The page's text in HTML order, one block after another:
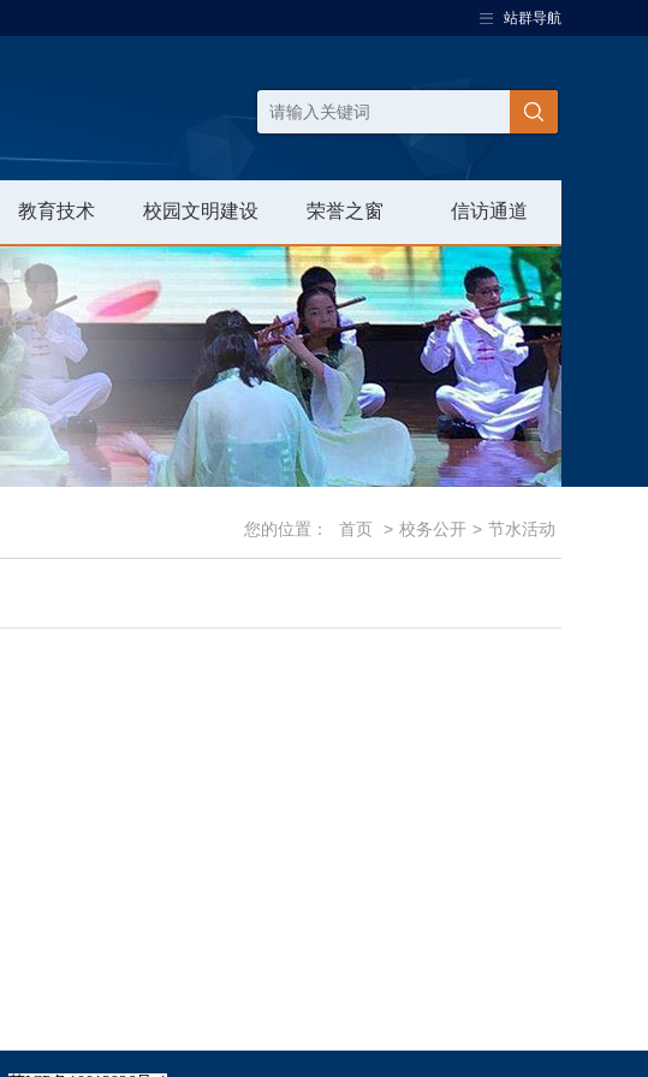
站群导航
教育技术 校园文明建设 荣誉之窗 信访通道
您的位置： 首页 > 校务公开 > 节水活动